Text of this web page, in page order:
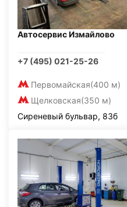
Автосервис Измайлово
+7 (495) 021-25-26
Первомайская(400 м)
Щелковская(350 м)
Сиреневый бульвар, 83б